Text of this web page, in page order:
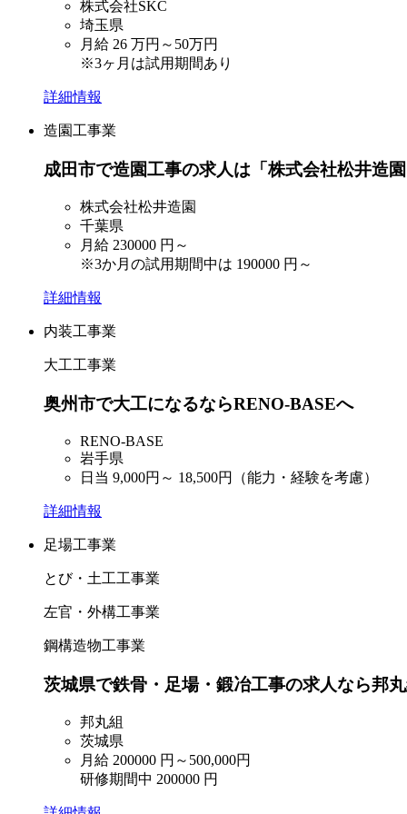
株式会社SKC
埼玉県
月給 26 万円～50万円
※3ヶ月は試用期間あり
詳細情報
造園工事業
成田市で造園工事の求人は「株式会社松井造
株式会社松井造園
千葉県
月給 230000 円～
※3か月の試用期間中は 190000 円～
詳細情報
内装工事業
大工工事業
奥州市で大工になるならRENO-BASEへ
RENO-BASE
岩手県
日当 9,000円～ 18,500円（能力・経験を考慮）
詳細情報
足場工事業
とび・土工工事業
左官・外構工事業
鋼構造物工事業
茨城県で鉄骨・足場・鍛冶工事の求人なら邦
邦丸組
茨城県
月給 200000 円～500,000円
研修期間中 200000 円